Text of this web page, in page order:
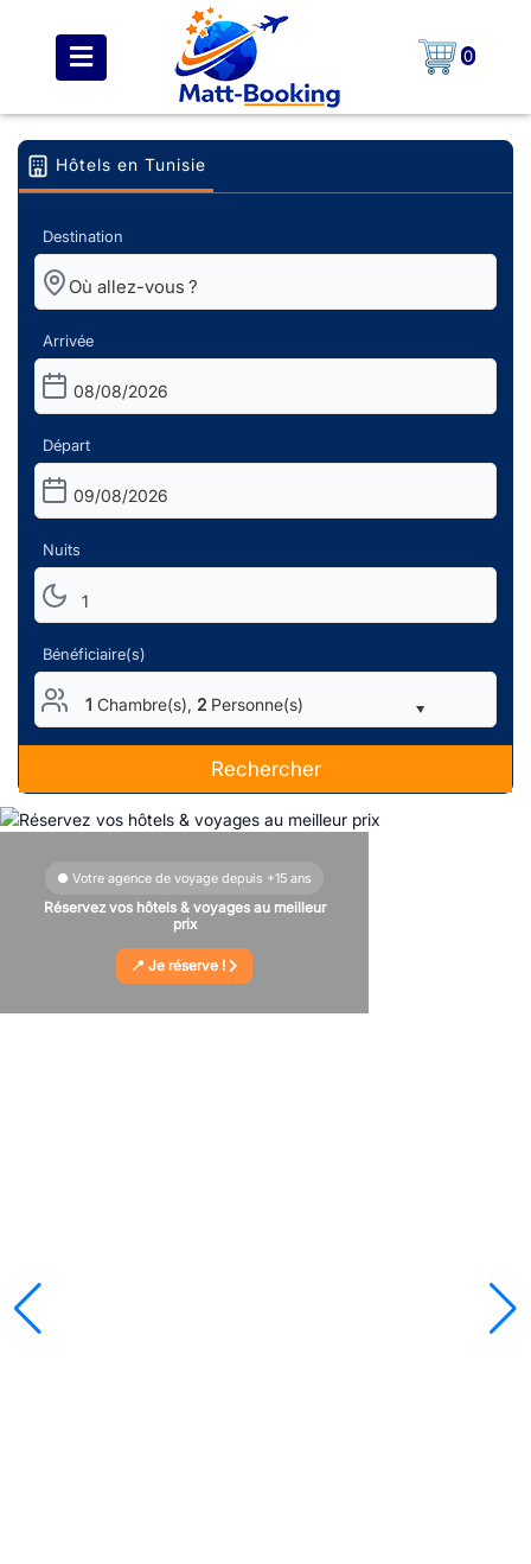
0
● Votre agence de voyage depuis +15 ans
Réservez vos hôtels & voyages au meilleur
prix
📍 Je réserve !
Hôtels en Tunisie
Destination
Arrivée
08/08/2026
Départ
09/08/2026
Nuits
1
Bénéficiaire(s)
1 Chambre(s), 2 Personne(s)
Rechercher